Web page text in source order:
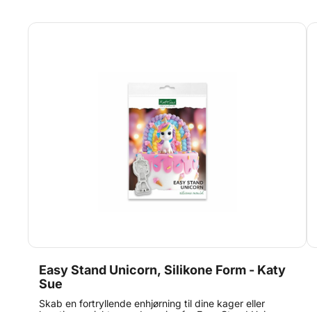
19,6 x 1 x 0,6 cm. Medium: ca. 19,6 x 0,7 x 0,5 cm.
Easy Stand Unicorn, Silikone Form - Katy
Sue
Skab en fortryllende enhjørning til dine kager eller